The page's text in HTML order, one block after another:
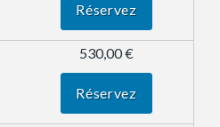
Réservez
530,00 €
Réservez